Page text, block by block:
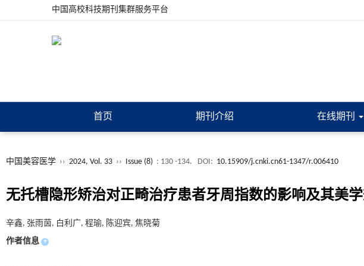
中国高校科技期刊集群服务平台
首页 期刊介绍 在线期刊
中国美容医学 ›› 2024, Vol. 33 ›› Issue (8) : 130 -134. DOI: 10.15909/j.cnki.cn61-1347/r.006410
无托槽隐形矫治对正畸治疗患者牙周指数的影响及其美
辛鑫, 张雨茵, 白利广, 程瑜, 陈迎宾, 焦晓菊
作者信息 +